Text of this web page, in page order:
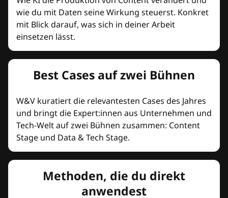
wie du mit Daten seine Wirkung steuerst. Konkret
mit Blick darauf, was sich in deiner Arbeit
einsetzen lässt.
Best Cases auf zwei Bühnen
W&V kuratiert die relevantesten Cases des Jahres
und bringt die Expert:innen aus Unternehmen und
Tech-Welt auf zwei Bühnen zusammen: Content
Stage und Data & Tech Stage.
Methoden, die du direkt
anwendest